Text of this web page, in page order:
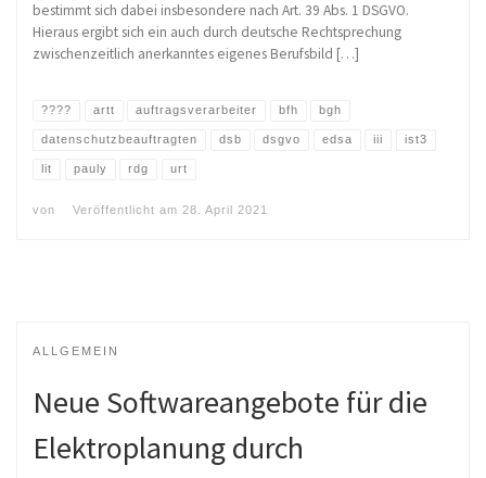
bestimmt sich dabei insbesondere nach Art. 39 Abs. 1 DSGVO.
Hieraus ergibt sich ein auch durch deutsche Rechtsprechung
zwischenzeitlich anerkanntes eigenes Berufsbild […]
???? artt auftragsverarbeiter bfh bgh
datenschutzbeauftragten dsb dsgvo edsa iii ist3
lit pauly rdg urt
von Veröffentlicht am 28. April 2021
ALLGEMEIN
Neue Softwareangebote für die
Elektroplanung durch